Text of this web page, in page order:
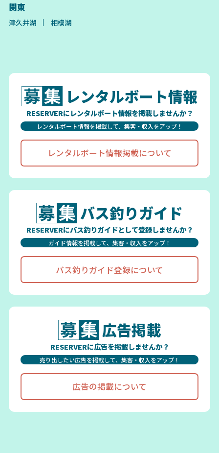
関東
津久井湖 相模湖
レンタルボート情報
RESERVERにレンタルボート情報を掲載しませんか？
レンタルボート情報を掲載して、集客・収入をアップ！
レンタルボート情報掲載について
バス釣りガイド
RESERVERにバス釣りガイドとして登録しませんか？
ガイド情報を掲載して、集客・収入をアップ！
バス釣りガイド登録について
広告掲載
RESERVERに広告を掲載しませんか？
売り出したい広告を掲載して、集客・収入をアップ！
広告の掲載について